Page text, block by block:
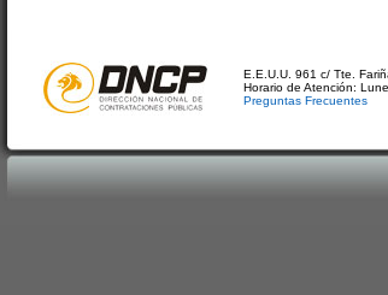
E.E.U.U. 961 c/ Tte.
Horario de Atención:
Preguntas Frecuentes